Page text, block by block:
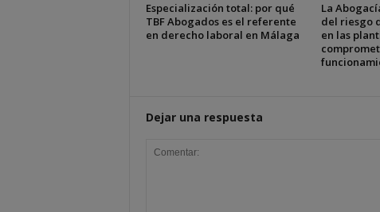
Especialización total: por qué
TBF Abogados es el referente
en derecho laboral en Málaga
La
del riesgo
en las
Dejar una respuesta